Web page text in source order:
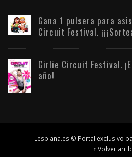
Gana 1 pulsera para
Circuit Festival.
Girlie Circuit Festival.
año!
Lesbiana.es © Portal exclusivo
↑ Volver